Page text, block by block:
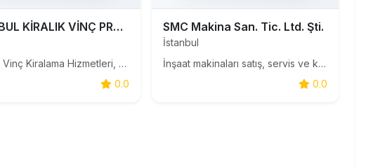
İSTANBUL KİRALIK VİNÇ PROFESYONEL VİNÇ KİRALAMA HİZMETLERİ
İstanbul Vinç Kiralama Hizmetleri, profesyonel kaldırma ve taşıma operasyonlarında güvenilir destek sunmak için faaliyet gösteren deneyimli bir firmadır. İnşaat alanlarından sanayi tesislerine, reklam montajlarından taşınma süreçlerine kadar pek çok alanda ihtiyaç duyulan vinç hizmetlerini, işin ger
0.0
SMC Makina San. Tic. Ltd. Şti.
İstanbul
İnşaat makinaları satış, servis ve kiralama hizmetleri
0.0